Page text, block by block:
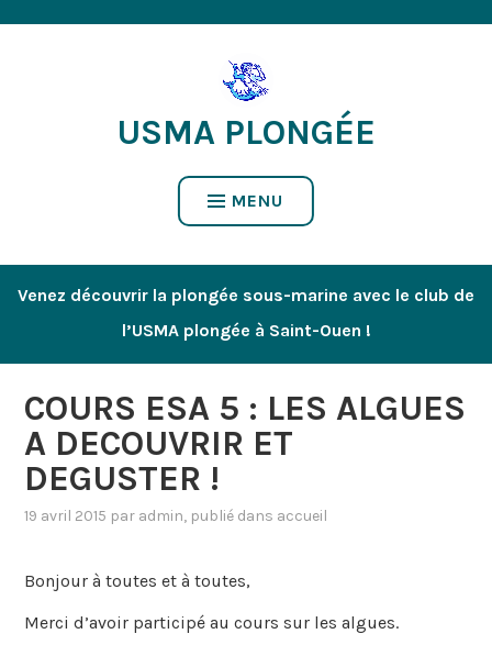
USMA PLONGÉE
MENU
Venez découvrir la plongée sous-marine avec le club de
l’USMA plongée à Saint-Ouen !
COURS ESA 5 : LES ALGUES
A DECOUVRIR ET
DEGUSTER !
19 avril 2015 par admin, publié dans accueil
Bonjour à toutes et à toutes,
Merci d’avoir participé au cours sur les algues.